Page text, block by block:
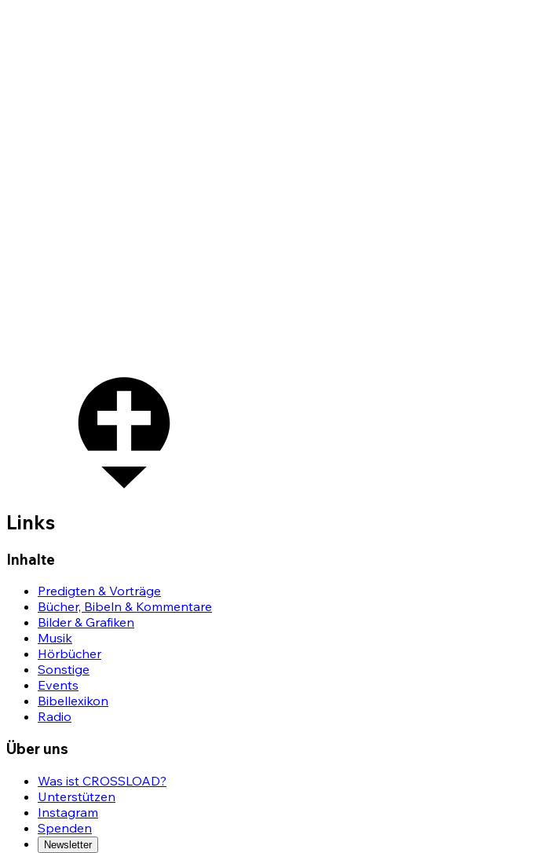
Links
Inhalte
Predigten & Vorträge
Bücher, Bibeln & Kommentare
Bilder & Grafiken
Musik
Hörbücher
Sonstige
Events
Bibellexikon
Radio
Über uns
Was ist CROSSLOAD?
Unterstützen
Instagram
Spenden
Newsletter